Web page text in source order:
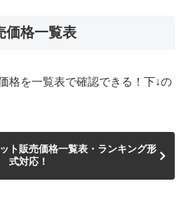
価格一覧表
格を一覧表で確認できる！下↓の
ト販売価格一覧表・ランキング形
式対応！